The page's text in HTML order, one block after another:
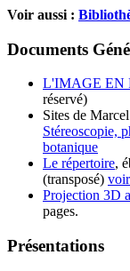
Voir aussi :
Documents
L'IMAGE EN
réservé)
Sites de
Stéreoscopie,
botanique
Le répertoire,
(transposé)
Projection 3D
pages.
Présentations